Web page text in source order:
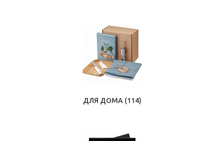
ДЛЯ ДОМА (114)